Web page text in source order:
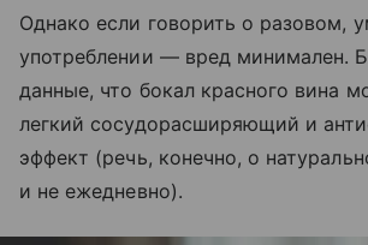
Однако если говорить о разовом,
употреблении — вред минимален.
данные, что бокал красного вина
легкий сосудорасширяющий и
эффект (речь, конечно, о
и не ежедневно).